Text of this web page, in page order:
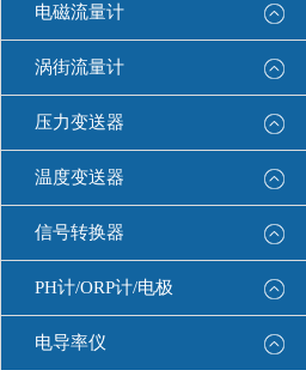
电磁流量计
涡街流量计
压力变送器
温度变送器
信号转换器
PH计/ORP计/电极
电导率仪